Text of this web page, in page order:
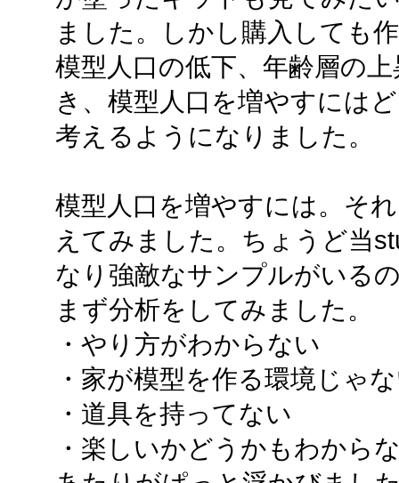
ました。しかし購入しても
模型人口の低下、年齢層の
き、模型人口を増やすには
考えるようになりました。
模型人口を増やすには。そ
えてみました。ちょうど当
なり強敵なサンプルがいる
まず分析をしてみました。
・やり方がわからない
・家が模型を作る環境じゃ
・道具を持ってない
・楽しいかどうかもわから